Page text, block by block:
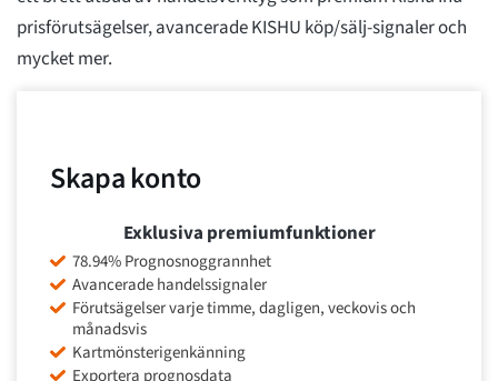
prisförutsägelser, avancerade KISHU köp/sälj-signaler och
mycket mer.
Skapa konto
Exklusiva premiumfunktioner
78.94% Prognosnoggrannhet
Avancerade handelssignaler
Förutsägelser varje timme, dagligen, veckovis och
månadsvis
Kartmönsterigenkänning
Exportera prognosdata